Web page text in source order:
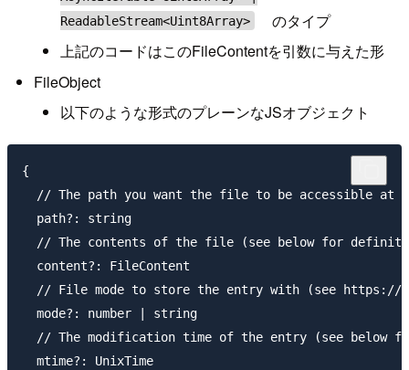
ReadableStream<Uint8Array>
のタイプ
上記のコードはこのFileContentを引数に与えた形
FileObject
以下のような形式のプレーンなJSオブジェクト
{
// The path you want the file to be accessible at
  path?: string
// The contents of the file (see below for
  content?: FileContent
// File mode to store the entry with (see
  mode?: number | string
// The modification time of the entry (see below
  mtime?: UnixTime